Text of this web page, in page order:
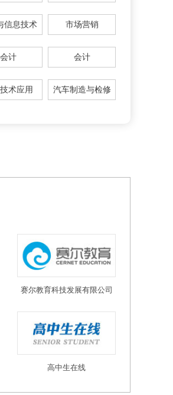
信息技术 市场营销
会计 会计
术应用 汽车制造与检修
赛尔教育科技发展有限公司
高中生在线